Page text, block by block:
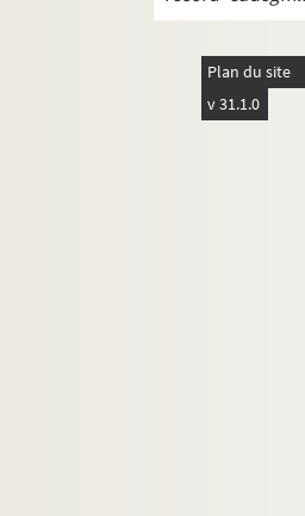
Plan du site
v 31.1.0